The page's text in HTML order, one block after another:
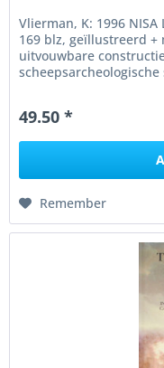
Vlierman, K: 1996
169 blz, geïllustreerd +
uitvouwbare
49.50 *
Remember